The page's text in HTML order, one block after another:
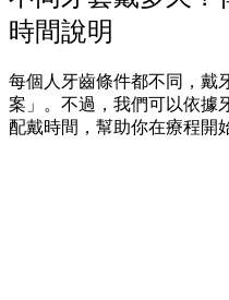
時間說明
每個人牙齒條件都不同，戴
案」。不過，我們可以依據
配戴時間，幫助你在療程開